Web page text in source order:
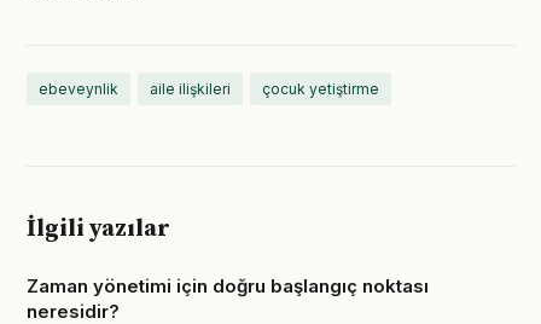
ebeveynlik aile ilişkileri çocuk yetiştirme
İlgili yazılar
Zaman yönetimi için doğru başlangıç noktası
neresidir?